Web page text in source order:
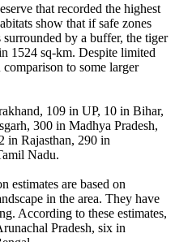
that recorded the highest
show that if safe zones
by a buffer, the tiger
1524 sq-km. Despite limited
to some larger
109 in UP, 10 in Bihar,
300 in Madhya Pradesh,
in Rajasthan, 290 in
Nadu.
estimates are based on
in the area. They have
According to these estimates,
Pradesh, six in